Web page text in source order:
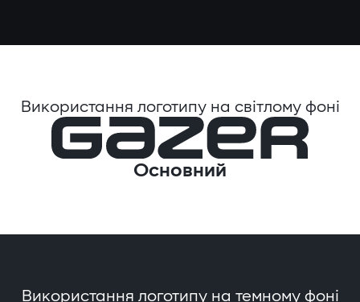
Використання логотипу на світлому фоні
Основний
Використання логотипу на темному фоні